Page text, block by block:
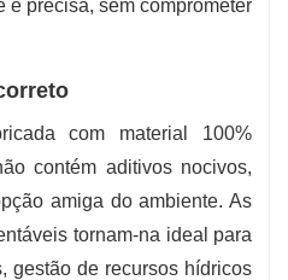
e precisa, sem comprometer
com material 100%
contém aditivos nocivos,
amiga do ambiente. As
​​tornam-na ideal para
gestão de recursos hídricos